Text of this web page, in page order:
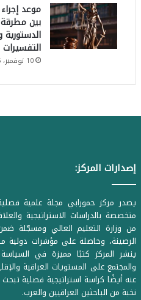
موعد إجراء
بين
10 نوفمبر، 2025
إصدارات المركز:
متخصصة بالدراسات الاستراتيجية
من وزارة التعليم العالي ومسجّلة ضمن
ينشر المركز كتبًا مميزة في السياسة
والمجتمع على المستويات العراقية
عنه أيضًا كراسة استراتيجية فصلية
نخبة من الباحثين العراقيين والعرب.